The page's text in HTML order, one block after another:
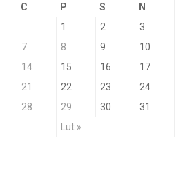
C P S N
Lut »
1 2
3
7 8 9
10
14 15 16
17
21 22 23
24
28 29 30 31